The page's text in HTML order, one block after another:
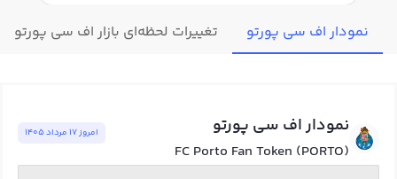
نمودار اف سی پورتو تغییرات لحظه‌ای بازار اف سی پورتو
نمودار اف سی پورتو
FC Porto Fan Token (PORTO)
امروز ١٧ مرداد ١٤٠٥